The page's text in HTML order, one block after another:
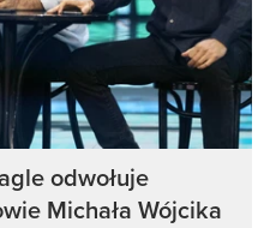
odwołuje
Michała Wójcika